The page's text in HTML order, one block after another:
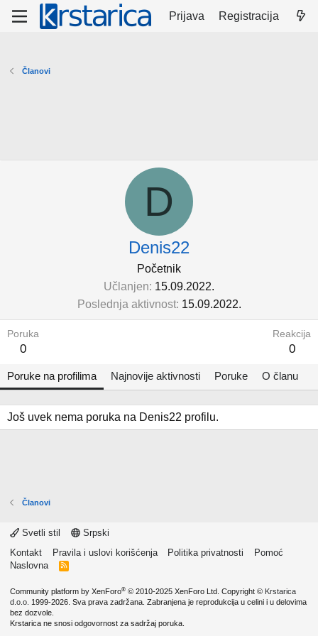
Prijava Registracija
Članovi
D
Denis22
Početnik
Učlanjen 15.09.2022.
Poslednja aktivnost 15.09.2022.
Poruka
0
Reakcija
0
Poruke na profilima Najnovije aktivnosti Poruke O članu
Još uvek nema poruka na Denis22 profilu.
Članovi
Svetli stil
Srpski
Kontakt
Pravila i uslovi korišćenja Politika privatnosti
Pomoć
Naslovna
R
Community platform by XenForo® © 2010-2025 XenForo Ltd. Copyright © Krstarica
d.o.o. 1999-2026. Sva prava zadržana. Zabranjena je reprodukcija u celini i u delovima
bez dozvole.
Krstarica ne snosi odgovornost za sadržaj poruka.